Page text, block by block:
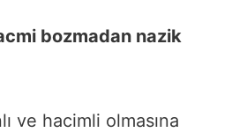
bozmadan nazik
ve hacimli olmasına